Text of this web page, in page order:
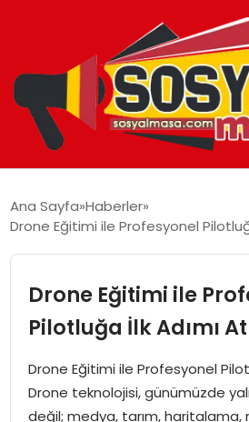
EKONOMI
GÜNCEL
TEKNOLOJI
Ana Sayfa Haberler
Drone Eğitimi ile Profesyonel
Drone Eğitimi ile
Pilotluğa İlk Adımı
Drone Eğitimi ile Profesyonel
Drone teknolojisi, günümüzde
değil; medya, tarım, haritalama,